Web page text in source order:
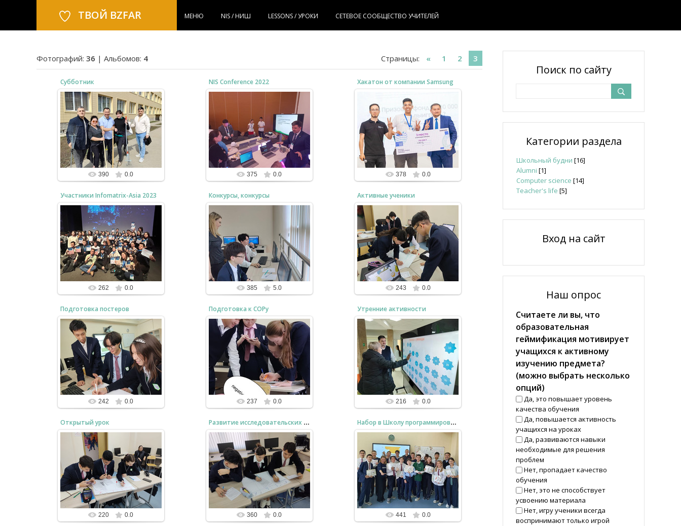
ТВОЙ BZFAR МЕНЮ NIS / НИШ LESSONS / УРОКИ СЕТЕВОЕ СООБЩЕСТВО УЧИТЕЛЕЙ
Фотографий: 36 | Альбомов: 4 Страницы: « 1 2 3
Субботник
25.10.2024
Информатики могут не только по
клавишам стучать ;-)
bzfar77
390 0.0
NIS Conference 2022
25.10.2024
Мастер-класс "Программировать
сложно: Миф или Реальность"
bzfar77
375 0.0
Хакатон от компании Samsung
25.10.2024
Сембаев Ерболат один из лучших!!!
bzfar77
378 0.0
Участники Infomatrix-Asia 2023
25.10.2024
Ерболат, Дильназ и Ельдана в
Топе!
bzfar77
262 0.0
Конкурсы, конкурсы
Неделя информатики 2024,
отвечают на интересные
вопросы
bzfar77
385 5.0
Активные ученики
25.10.2024
12B (2024) в действии
bzfar77
243 0.0
Подготовка постеров
25.10.2024
12B (2024) в действии
bzfar77
242 0.0
Подготовка к СОРу
25.10.2024
12A,B (2023) Представление
положительных и
отрицательных чисел
История фото: Все обучают
Нуралы как переводить...
bzfar77
237 0.0
Утренние активности
25.10.2024
Неделя информатики. Начало дня
2023
bzfar77
216 0.0
Открытый урок
25.10.2024
11D (2023) с легкостью решает
любые проблемы
bzfar77
220 0.0
Развитие исследовательских навыков
25.10.2024
11D (2023) в действии
bzfar77
360 0.0
Набор в Школу программирования Яндекс 2024 года
25.10.2024
Вручение сувениров от спонсоров
проекта
bzfar77
441 0.0
Поиск по сайту
Категории раздела
Школьный будни [16]
Alumni [1]
Computer science [14]
Teacher's life [5]
Вход на сайт
Наш опрос
Считаете ли вы, что
образовательная
геймификация мотивирует
учащихся к активному
изучению предмета?
(можно выбрать несколько
опций)
Да, это повышает уровень
качества обучения
Да, повышается активность
учащихся на уроках
Да, развиваются навыки
необходимые для решения
проблем
Нет, пропадает качество
обучения
Нет, это не способствует
усвоению материала
Нет, игру ученики всегда
воспринимают только игрой